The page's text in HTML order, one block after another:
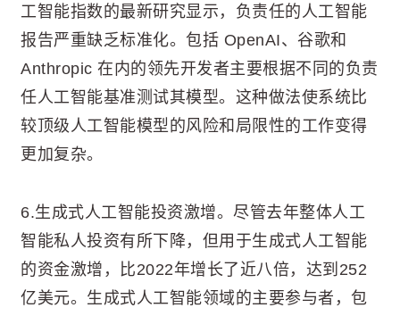
工智能指数的最新研究显示，负责任的人工智能
报告严重缺乏标准化。包括 OpenAI、谷歌和
Anthropic 在内的领先开发者主要根据不同的负责
任人工智能基准测试其模型。这种做法使系统比
较顶级人工智能模型的风险和局限性的工作变得
更加复杂。
6.生成式人工智能投资激增。尽管去年整体人工
智能私人投资有所下降，但用于生成式人工智能
的资金激增，比2022年增长了近八倍，达到252
亿美元。生成式人工智能领域的主要参与者，包